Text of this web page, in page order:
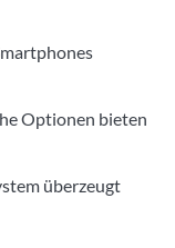
Optionen bieten
überzeugt